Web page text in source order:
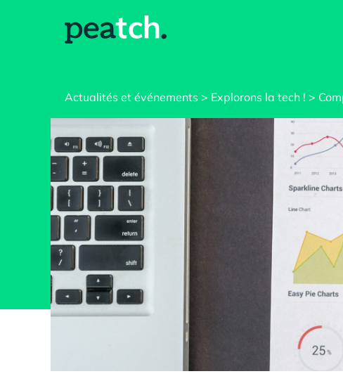
Actualités et événements Explorons la tech !